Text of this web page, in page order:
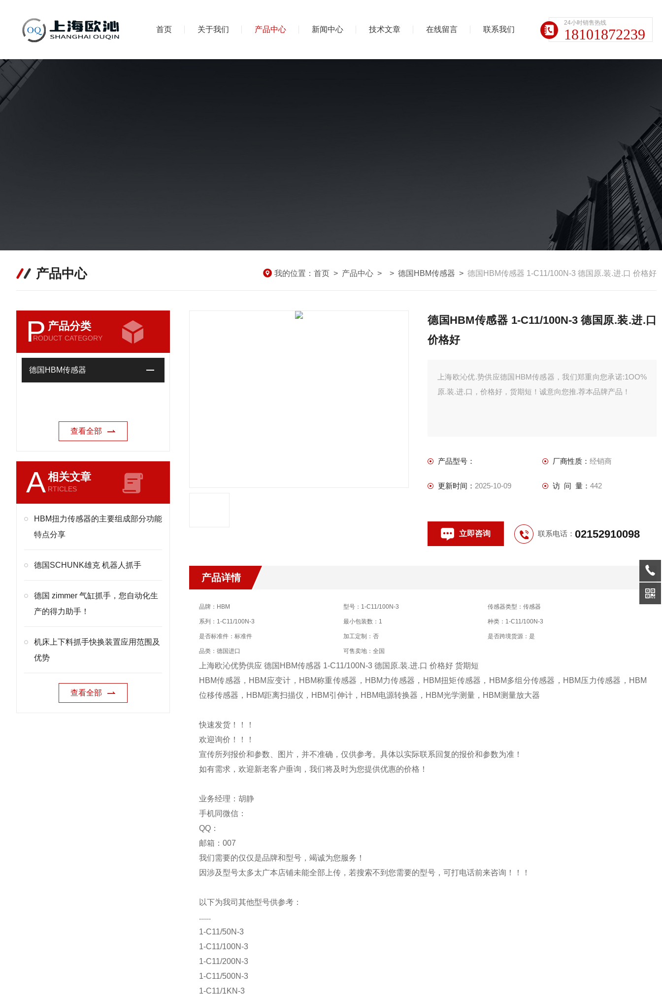
首页 关于我们 产品中心 新闻中心 技术文章 在线留言 联系我们
24小时销售热线
18101872239
产品中心 我的位置： 首页 > 产品中心 > > 德国HBM传感器 > 德国HBM传感器 1-C11/100N-3 德国原.装.进.口 价格好
P 产品分类
RODUCT CATEGORY
德国HBM传感器
查看全部
A相关文章
RTICLES
HBM扭力传感器的主要组成部分功能
特点分享
德国SCHUNK雄克 机器人抓手
德国 zimmer 气缸抓手，您自动化生
产的得力助手！
机床上下料抓手快换装置应用范围及
优势
查看全部
德国HBM传感器 1-C11/100N-3 德国原.装.进.口
价格好
上海欧沁优.势供应德国HBM传感器，我们郑重向您承诺:1OO%
原.装.进.口，价格好，货期短！诚意向您推.荐本品牌产品！
产品型号： 厂商性质： 经销商
更新时间： 2025-10-09 访 问 量： 442
立即咨询 联系电话： 02152910098
产品详情
品牌：HBM 型号：1-C11/100N-3 传感器类型：传感器
系列：1-C11/100N-3 最小包装数：1 种类：1-C11/100N-3
是否标准件：标准件 加工定制：否 是否跨境货源：是
品类：德国进口 可售卖地：全国
上海欧沁优势供应 德国HBM传感器 1-C11/100N-3 德国原.装.进.口 价格好 货期短
HBM传感器，HBM应变计，HBM称重传感器，HBM力传感器，HBM扭矩传感器，HBM多组分传感器，HBM压力传感器，HBM
位移传感器，HBM距离扫描仪，HBM引伸计，HBM电源转换器，HBM光学测量，HBM测量放大器
快速发货！！！
欢迎询价！！！
宣传所列报价和参数、图片，并不准确，仅供参考。具体以实际联系回复的报价和参数为准！
如有需求，欢迎新老客户垂询，我们将及时为您提供优惠的价格！
业务经理：胡静
手机同微信：
QQ：
邮箱：007
我们需要的仅仅是品牌和型号，竭诚为您服务！
因涉及型号太多太广本店铺未能全部上传，若搜索不到您需要的型号，可打电话前来咨询！！！
以下为我司其他型号供参考：
......
1-C11/50N-3
1-C11/100N-3
1-C11/200N-3
1-C11/500N-3
1-C11/1KN-3